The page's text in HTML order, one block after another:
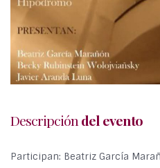
Descripción del evento
Participan: Beatriz García